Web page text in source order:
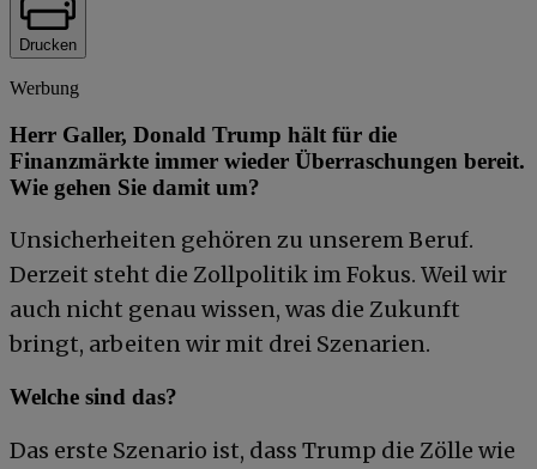
Drucken
Werbung
Herr Galler, Donald Trump hält für die
Finanzmärkte immer wieder Überraschungen bereit.
Wie gehen Sie damit um?
Unsicherheiten gehören zu unserem Beruf.
Derzeit steht die Zollpolitik im Fokus. Weil wir
auch nicht genau wissen, was die Zukunft
bringt, arbeiten wir mit drei Szenarien.
Welche sind das?
Das erste Szenario ist, dass Trump die Zölle wie